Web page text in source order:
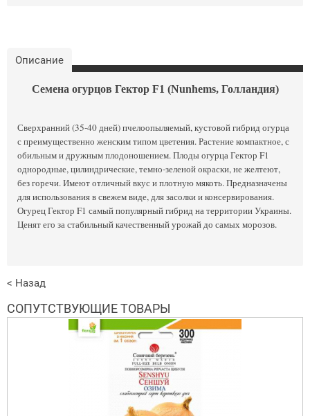
Описание
Семена огурцов Гектор F1 (Nunhems, Голландия)
Сверхранний (35-40 дней) пчелоопыляемый, кустовой гибрид огурца
с преимущественно женским типом цветения. Растение компактное, с
обильным и дружным плодоношением. Плоды огурца Гектор F1
однородные, цилиндрические, темно-зеленой окраски, не желтеют,
без горечи. Имеют отличный вкус и плотную мякоть. Предназначены
для использования в свежем виде, для засолки и консервирования.
Огурец Гектор F1 самый популярный гибрид на территории Украины.
Ценят его за стабильный качественный урожай до самых морозов.
< Назад
СОПУТСТВУЮЩИЕ ТОВАРЫ